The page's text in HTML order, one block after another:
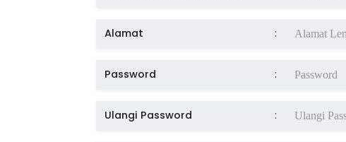
Alamat :
Password :
Ulangi Password :